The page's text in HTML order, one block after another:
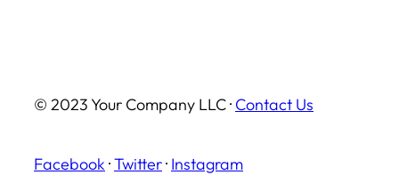
© 2023 Your Company LLC · Contact Us
Facebook ·Twitter· Instagram